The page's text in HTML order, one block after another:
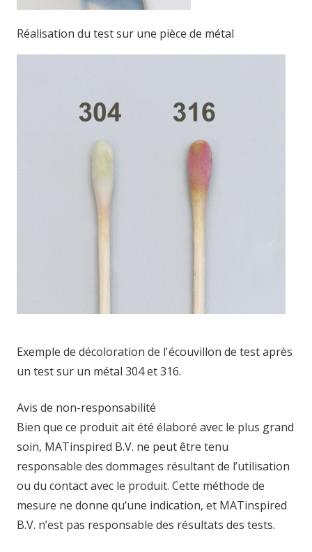
Réalisation du test sur une pièce de métal
Exemple de décoloration de l'écouvillon de test après
un test sur un métal 304 et 316.
Avis de non-responsabilité
Bien que ce produit ait été élaboré avec le plus grand
soin, MATinspired B.V. ne peut être tenu
responsable des dommages résultant de l’utilisation
ou du contact avec le produit. Cette méthode de
mesure ne donne qu’une indication, et MATinspired
B.V. n’est pas responsable des résultats des tests.